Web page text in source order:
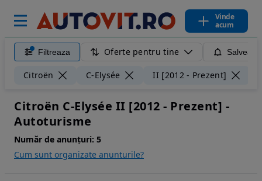
Vinde
acum
Filtreaza Oferte pentru tine
Citroën C-Elysée II [2012 - Prezent]
Citroën C-Elysée II [2012 - Prezent] -
Autoturisme
Număr de anunțuri: 5
Cum sunt organizate anunturile?